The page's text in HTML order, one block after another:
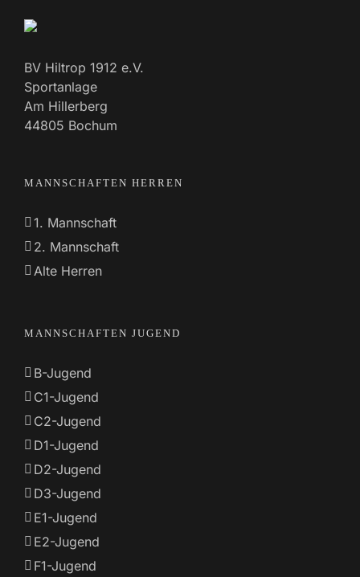
BV Hiltrop 1912 e.V.
Sportanlage
Am Hillerberg
44805 Bochum
MANNSCHAFTEN HERREN
1. Mannschaft
2. Mannschaft
Alte Herren
MANNSCHAFTEN JUGEND
B-Jugend
C1-Jugend
C2-Jugend
D1-Jugend
D2-Jugend
D3-Jugend
E1-Jugend
E2-Jugend
F1-Jugend